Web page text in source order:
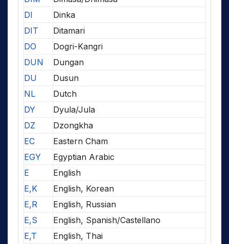
DI
Dinka
DIT
Ditamari
DO
Dogri-Kangri
DUN
Dungan
DU
Dusun
NL
Dutch
DY
Dyula/Jula
DZ
Dzongkha
EC
Eastern Cham
EGY
Egyptian Arabic
E
English
E,K
English, Korean
E,R
English, Russian
E,S
English, Spanish/Castellano
E,T
English, Thai